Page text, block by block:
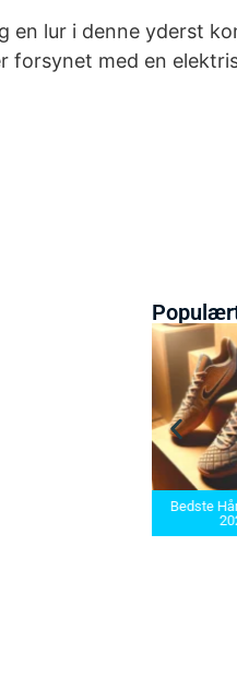
en lur i denne yderst
forsynet med en
Bedste
2026